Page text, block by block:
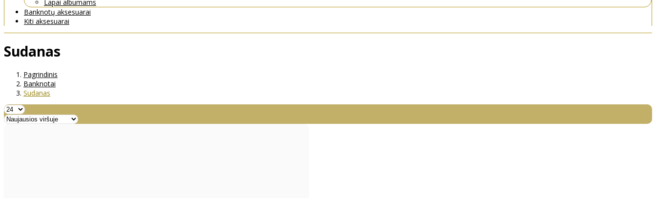
Lapai albumams
Banknotų aksesuarai
Kiti aksesuarai
Sudanas
Pagrindinis
Banknotai
Sudanas